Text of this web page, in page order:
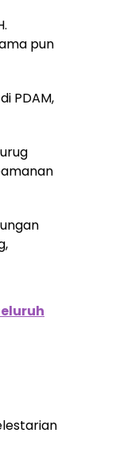
pun
PDAM,